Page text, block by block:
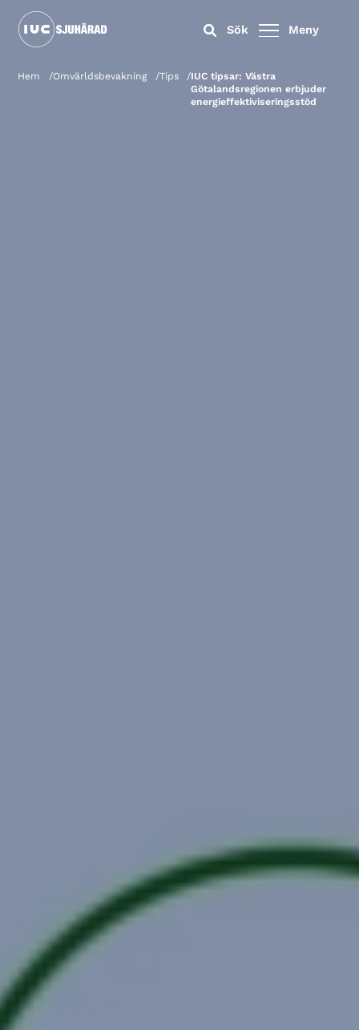
Sök Meny
Hem Omvärldsbevakning Tips
IUC tipsar: Västra
Götalandsregionen erbjuder
energieffektiviseringsstöd